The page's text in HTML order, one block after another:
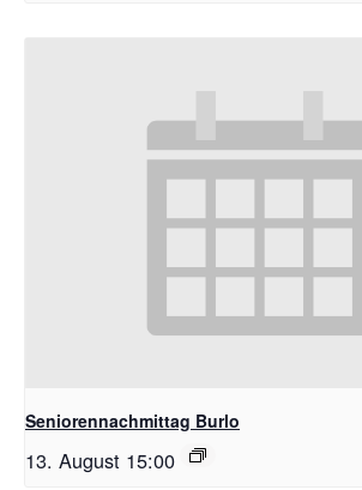
Seniorennachmittag Burlo
13. August 15:00